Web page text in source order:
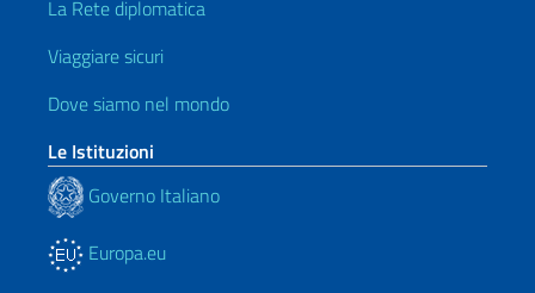
La Rete diplomatica
Viaggiare sicuri
Dove siamo nel mondo
Le Istituzioni
Governo Italiano
Europa.eu